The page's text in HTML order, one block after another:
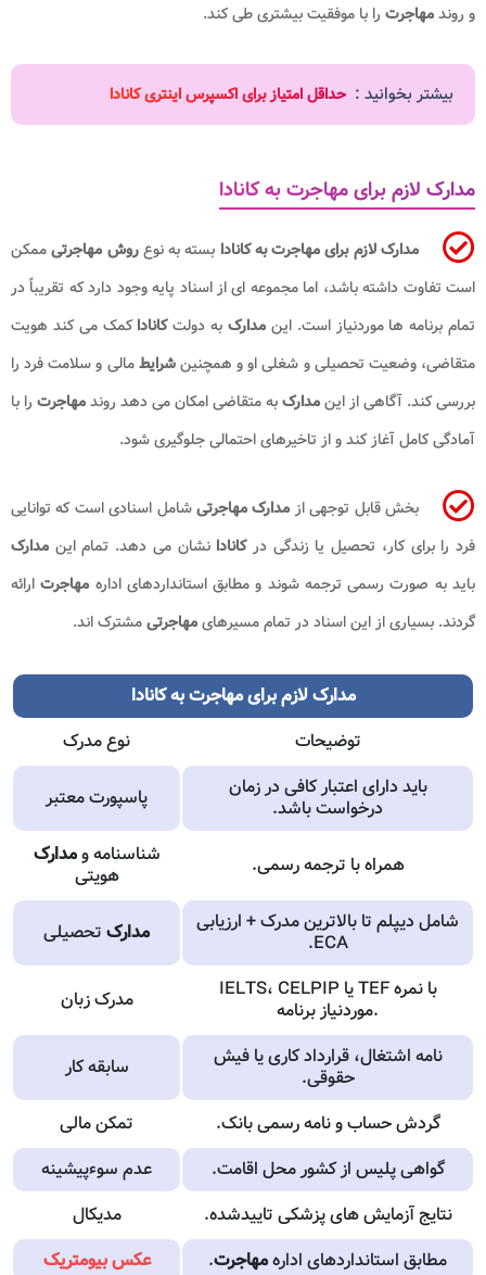
و روندمهاجرت را با موفقیت بیشتری طی کند.
بیشتر بخوانید : حداقل امتیاز برای اکسپرس اینتری کانادا
مدارک لازم برای مهاجرت به کانادا
مدارک لازم برای مهاجرت به کانادا بسته به نوعروش مهاجرتیممکن
است تفاوت داشته باشد، اما مجموعه ای از اسناد پایه وجود دارد که تقریباً در
تمام برنامه ها موردنیاز است. اینمدارک به دولتکاناداکمک می کند هویت
متقاضی، وضعیت تحصیلی و شغلی او و همچنینشرایطمالی و سلامت فرد را
بررسی کند. آگاهی از اینمدارکبه متقاضی امکان می دهد روندمهاجرت را با
آمادگی کامل آغاز کند و از تاخیرهای احتمالی جلوگیری شود.
بخش قابل توجهی از مدارک مهاجرتیشامل اسنادی است که توانایی
فرد را برای کار، تحصیل یا زندگی درکانادانشان می دهد. تمام این مدارک
باید به صورت رسمی ترجمه شوند و مطابق استانداردهای اداره مهاجرت ارائه
گردند. بسیاری از این اسناد در تمام مسیرهایمهاجرتیمشترک اند.
مدارک لازم برای مهاجرت به کانادا
توضیحات
نوع مدرک
باید دارای اعتبار کافی در زمان
درخواست باشد.
پاسپورت معتبر
همراه با ترجمه رسمی. شناسنامه ومدارک
هویتی
شامل دیپلم تا بالاترین مدرک + ارزیابی
ECA.
مدارک تحصیلی
IELTS، CELPIP یا TEF با نمره
موردنیاز برنامه.
مدرک زبان
نامه اشتغال، قرارداد کاری یا فیش
حقوقی.
سابقه کار
گردش حساب و نامه رسمی بانک.
تمکن مالی
گواهی پلیس از کشور محل اقامت.
عدم سوءپیشینه
نتایج آزمایش های پزشکی تاییدشده.
مدیکال
مطابق استانداردهای ادارهمهاجرت.
عکس بیومتریک